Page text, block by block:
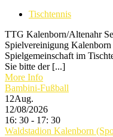
Tischtennis
TTG Kalenborn/Altenahr
Spielvereinigung
Spielgemeinschaft im
Sie bitte der [...]
More Info
Bambini-Fußball
12Aug.
12/08/2026
16: 30 - 17: 30
Waldstadion Kalenborn